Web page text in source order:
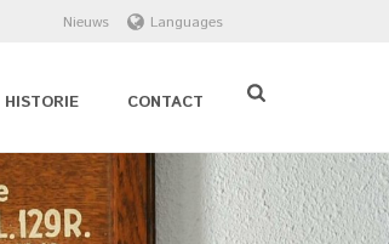
Nieuws Languages
HISTORIE CONTACT